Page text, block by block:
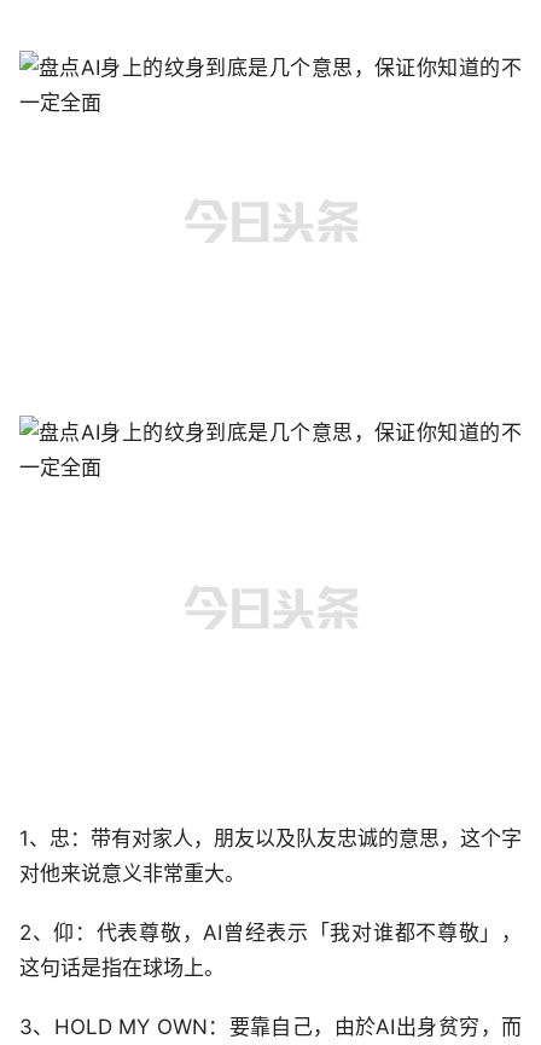
1、忠：带有对家人，朋友以及队友忠诚的意思，这个字
对他来说意义非常重大。
2、仰：代表尊敬，AI曾经表示「我对谁都不尊敬」，
这句话是指在球场上。
3、HOLD MY OWN：要靠自己，由於AI出身贫穷，而